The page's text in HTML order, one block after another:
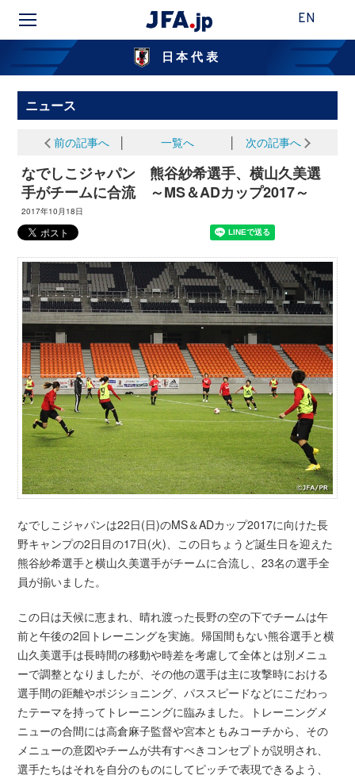
EN
日本代表
ニュース
前の記事へ 一覧へ 次の記事へ
なでしこジャパン 熊谷紗希選手、横山久美選
手がチームに合流 ～MS＆ADカップ2017～
2017年10月18日
なでしこジャパンは22日(日)のMS＆ADカップ2017に向けた長
野キャンプの2日目の17日(火)、この日ちょうど誕生日を迎えた
熊谷紗希選手と横山久美選手がチームに合流し、23名の選手全
員が揃いました。
この日は天候に恵まれ、晴れ渡った長野の空の下でチームは午
前と午後の2回トレーニングを実施。帰国間もない熊谷選手と横
山久美選手は長時間の移動や時差を考慮して全体とは別メニュ
ーで調整となりましたが、その他の選手は主に攻撃時における
選手間の距離やポジショニング、パススピードなどにこだわっ
たテーマを持ってトレーニングに臨みました。トレーニングメ
ニューの合間には高倉麻子監督や宮本ともみコーチから、その
メニューの意図やチームが共有すべきコンセプトが説明され、
選手たちはそれを自分のものにしてピッチで表現できるよう、